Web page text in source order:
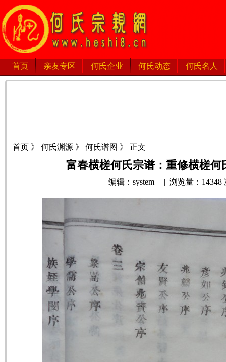
首页 亲友专区 何氏企业 何氏动态 何氏名人
首页 》 何氏渊源 》 何氏谱图 》 正文
富春横槎何氏宗谱：重修横槎何
编辑：system | | 浏览量：14348